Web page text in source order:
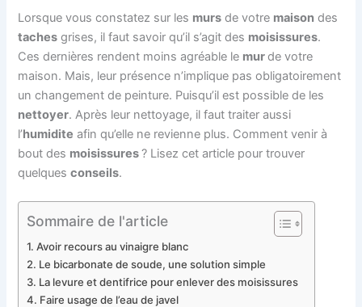
Lorsque vous constatez sur les murs de votre maison des
taches grises, il faut savoir qu’il s’agit des moisissures.
Ces dernières rendent moins agréable le murde votre
maison. Mais, leur présence n’implique pas obligatoirement
un changement de peinture. Puisqu’il est possible de les
nettoyer. Après leur nettoyage, il faut traiter aussi
l’humidite afin qu’elle ne revienne plus. Comment venir à
bout des moisissures? Lisez cet article pour trouver
quelquesconseils.
Sommaire de l'article
Avoir recours au vinaigre blanc
Le bicarbonate de soude, une solution simple
La levure et dentifrice pour enlever des moisissures
Faire usage de l’eau de javel